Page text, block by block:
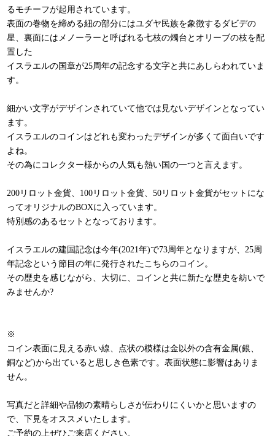
るモチーフが起用されています。
表面の巻物を締める紐の部分にはユダヤ民族を象徴するダビデの
星、裏面にはメノーラーと呼ばれる七枝の燭台とオリーブの枝を配
置した
イスラエルの国章が25周年の記念する文字と共にあしらわれていま
す。
細かい文字がデザインされていて他では見ないデザインとなってい
ます。
イスラエルのコインはどれも変わったデザインが多くて面白いです
よね。
その為にコレクター様からの人気も熱い国の一つと言えます。
200リロット金貨、100リロット金貨、50リロット金貨がセットにな
ってオリジナルのBOXに入っています。
特別感のあるセットとなっております。
イスラエルの建国記念は今年(2021年)で73周年となりますが、25周
年記念という節目の年に発行されたこちらのコイン。
その歴史を感じながら、大切に、コインと共に新たな歴史を紡いで
みませんか?
※
コイン表面に見える赤い線、点状の模様は金以外の含有金属(銀、
銅など)から出ていると思しき色素です。表面状態に影響はありま
せん。
写真だと詳細や品物の素晴らしさが伝わりにくいかと思いますの
で、下見をオススメいたします。
ご予約の上ぜひご来店ください。